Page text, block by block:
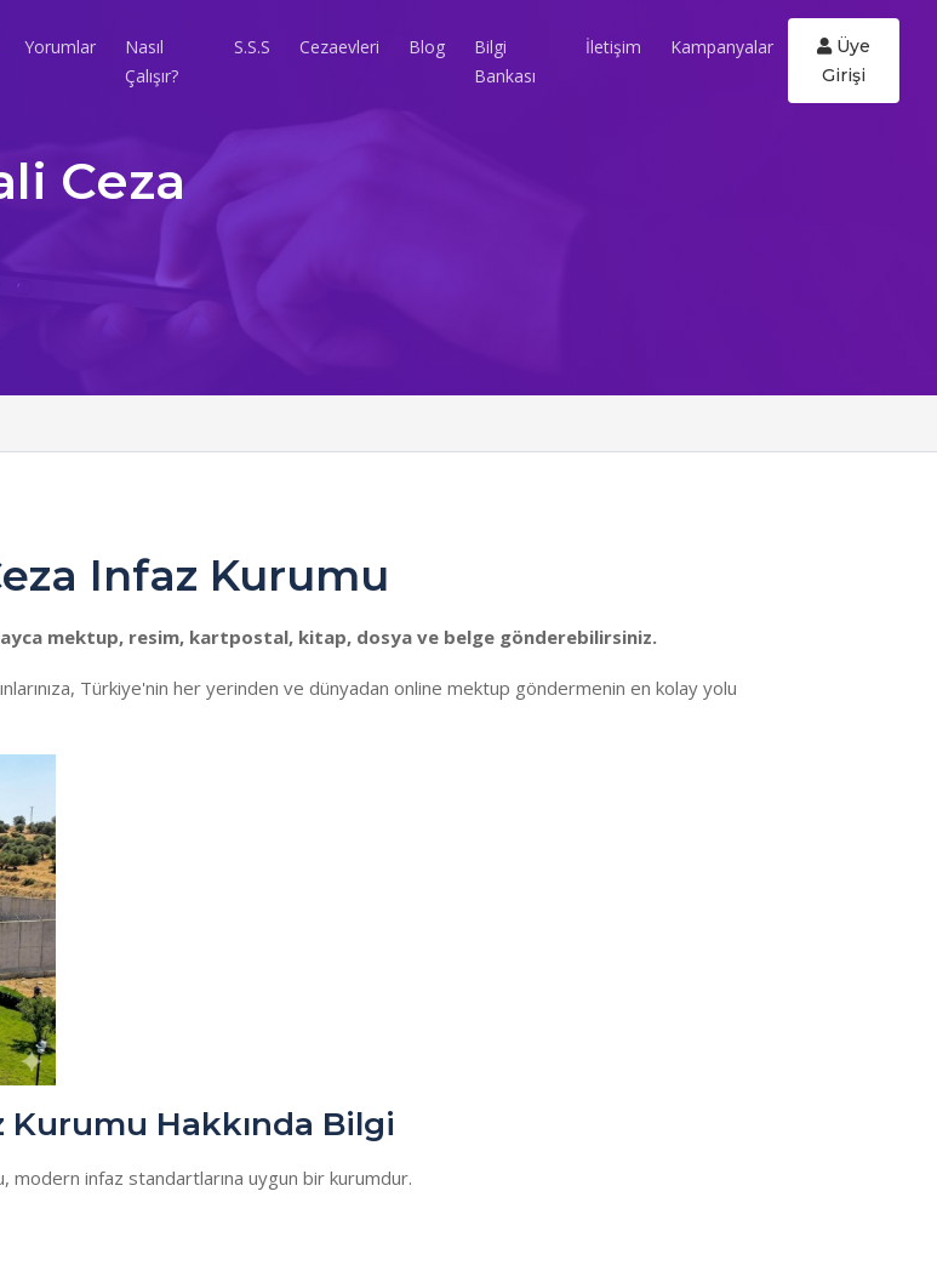
Yorumlar
Nasıl
Çalışır?
S.S.S Cezaevleri Blog
Bilgi
Bankası
İletişim Kampanyalar
Üye
Girişi
Ceza
Infaz Kurumu
mektup, resim, kartpostal, kitap, dosya ve belge gönderebilirsiniz.
Türkiye'nin her yerinden ve dünyadan online mektup göndermenin en kolay yolu
Kurumu Hakkında Bilgi
modern infaz standartlarına uygun bir kurumdur.